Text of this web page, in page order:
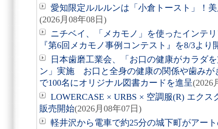
愛知限定ルルルンは「小倉トースト」！
(2026月08年08日)
ニチベイ、「メカモノ」を使ったインテ
『第6回メカモノ事例コンテスト』を8/3より
日本歯磨工業会、「お口の健康がカラダ
ン」実施 お口と全身の健康の関係や歯みが
で100名にオリジナル図書カードを進呈(2026
LOWERCASE × URBS × 空調服(R) エク
販売開始(2026月08年07日)
軽井沢から電車で約25分の城下町がアー